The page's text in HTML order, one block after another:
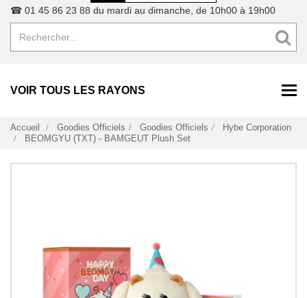
☎ 01 45 86 23 88 du mardi au dimanche, de 10h00 à 19h00
VOIR TOUS LES RAYONS
Accueil Goodies Officiels Goodies Officiels
Hybe Corporation
BEOMGYU (TXT) - BAMGEUT Plush Set